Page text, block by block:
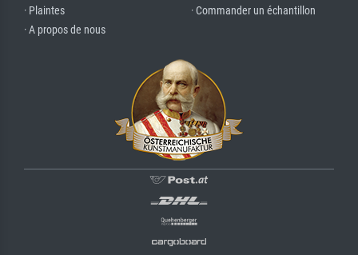
· Plaintes
· A propos de nous
· Commander un échantillon